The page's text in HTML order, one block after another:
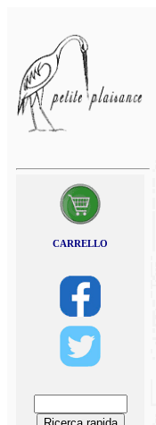
CARRELLO